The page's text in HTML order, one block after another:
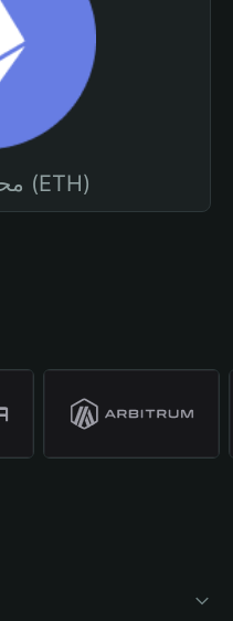
محفظة إيثيريوم (ETH)